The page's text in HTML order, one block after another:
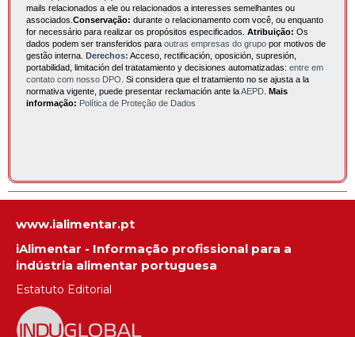
mails relacionados a ele ou relacionados a interesses semelhantes ou
associados. Conservação: durante o relacionamento com você, ou enquanto
for necessário para realizar os propósitos especificados. Atribuição: Os
dados podem ser transferidos para outras empresas do grupo por motivos de
gestão interna.
Derechos: Acceso, rectificación, oposición, supresión,
portabilidad, limitación del tratatamiento y decisiones automatizadas: entre em
contato com nosso DPO . Si considera que el tratamiento no se ajusta a la
normativa vigente, puede presentar reclamación ante laAEPD
Mais
informação: Política de Proteção de Dados
www.ialimentar.pt
iAlimentar - Informação profissional para a
indústria alimentar portuguesa
Estatuto Editorial